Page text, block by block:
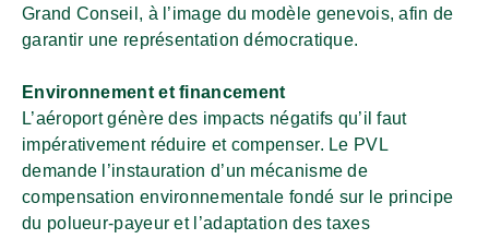
Grand Conseil, à l’image du modèle genevois, afin de
garantir une représentation démocratique.
Environnement et financement
L’aéroport génère des impacts négatifs qu’il faut
impérativement réduire et compenser. Le PVL
demande l’instauration d’un mécanisme de
compensation environnementale fondé sur le principe
du polueur-payeur et l’adaptation des taxes